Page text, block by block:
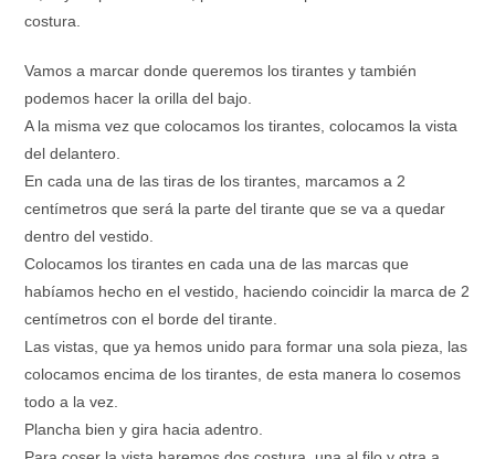
costura.
Vamos a marcar donde queremos los tirantes y también
podemos hacer la orilla del bajo.
A la misma vez que colocamos los tirantes, colocamos la vista
del delantero.
En cada una de las tiras de los tirantes, marcamos a 2
centímetros que será la parte del tirante que se va a quedar
dentro del vestido.
Colocamos los tirantes en cada una de las marcas que
habíamos hecho en el vestido, haciendo coincidir la marca de 2
centímetros con el borde del tirante.
Las vistas, que ya hemos unido para formar una sola pieza, las
colocamos encima de los tirantes, de esta manera lo cosemos
todo a la vez.
Plancha bien y gira hacia adentro.